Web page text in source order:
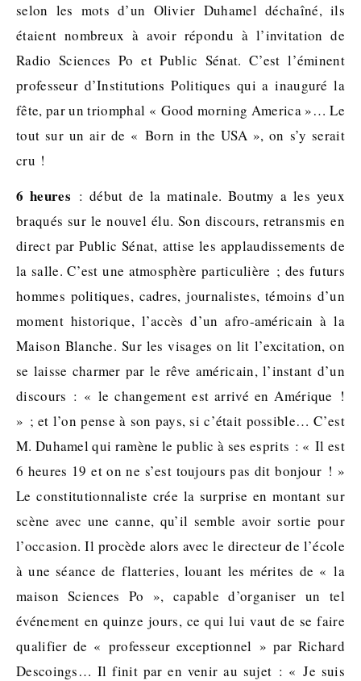
selon les mots d’un Olivier Duhamel déchaîné, ils
étaient nombreux à avoir répondu à l’invitation de
Radio Sciences Po et Public Sénat. C’est l’éminent
professeur d’Institutions Politiques qui a inauguré la
fête, par un triomphal « Good morning America »… Le
tout sur un air de « Born in the USA », on s’y serait
cru !
6 heures : début de la matinale. Boutmy a les yeux
braqués sur le nouvel élu. Son discours, retransmis en
direct par Public Sénat, attise les applaudissements de
la salle. C’est une atmosphère particulière ; des futurs
hommes politiques, cadres, journalistes, témoins d’un
moment historique, l’accès d’un afro-américain à la
Maison Blanche. Sur les visages on lit l’excitation, on
se laisse charmer par le rêve américain, l’instant d’un
discours : « le changement est arrivé en Amérique !
» ; et l’on pense à son pays, si c’était possible… C’est
M. Duhamel qui ramène le public à ses esprits : « Il est
6 heures 19 et on ne s’est toujours pas dit bonjour ! »
Le constitutionnaliste crée la surprise en montant sur
scène avec une canne, qu’il semble avoir sortie pour
l’occasion. Il procède alors avec le directeur de l’école
à une séance de flatteries, louant les mérites de « la
maison Sciences Po », capable d’organiser un tel
événement en quinze jours, ce qui lui vaut de se faire
qualifier de « professeur exceptionnel » par Richard
Descoings… Il finit par en venir au sujet : « Je suis